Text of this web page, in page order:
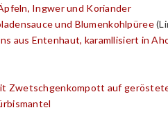
Ingwer und Koriander
und Blumenkohlpüree
aus Entenhaut, karamllisiert in
Zwetschgenkompott auf